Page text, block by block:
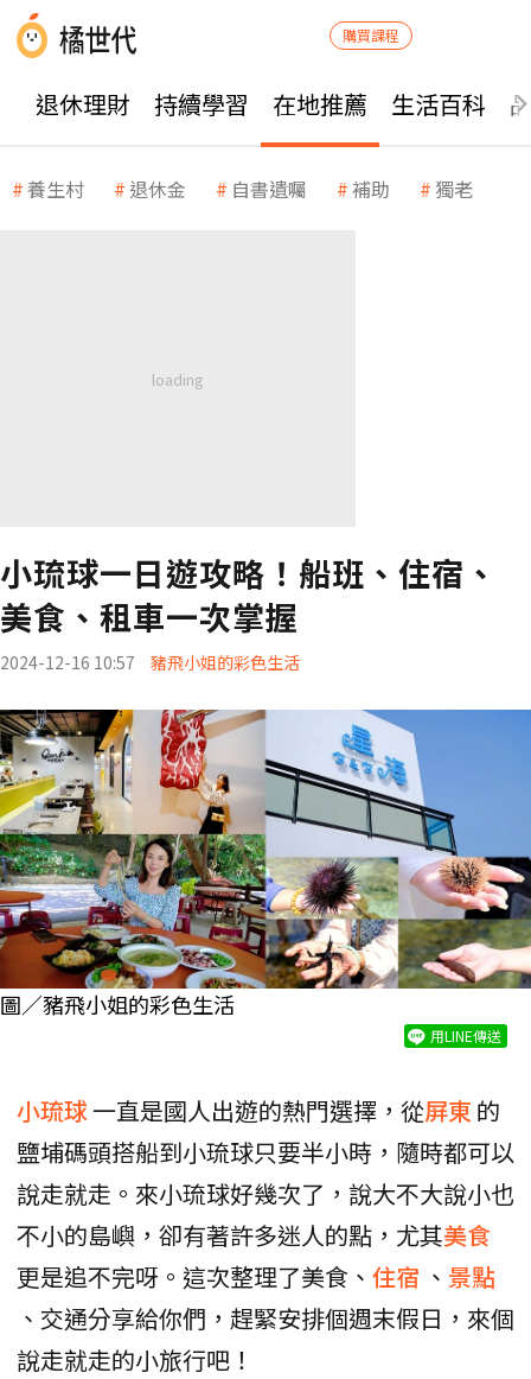
購買課程
退休理財 持續學習 在地推薦 生活百科
養生村 退休金 自書遺囑 補助 獨老
小琉球一日遊攻略！船班、住宿、
美食、租車一次掌握
2024-12-16 10:57 豬飛小姐的彩色生活
圖／豬飛小姐的彩色生活
用LINE傳送
小琉球一直是國人出遊的熱門選擇，從屏東 的
鹽埔碼頭搭船到小琉球只要半小時，隨時都可以
說走就走。來小琉球好幾次了，說大不大說小也
不小的島嶼，卻有著許多迷人的點，尤其美食
更是追不完呀。這次整理了美食、 住宿 、 景點
、交通分享給你們，趕緊安排個週末假日，來個
說走就走的小旅行吧！